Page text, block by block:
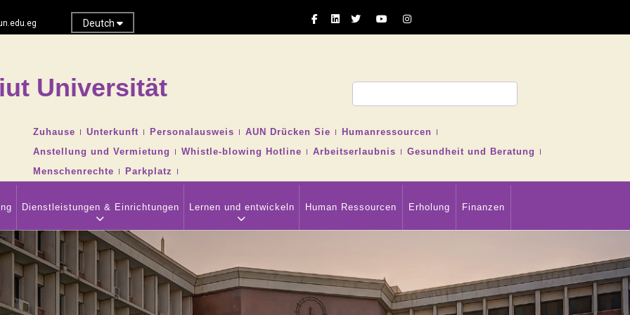
Deutch
Universität
TOP
NAVIGATION
MENU
Zuhause Unterkunft Personalausweis AUN Drücken Sie
Humanressourcen
Anstellung und Vermietung
Whistle-blowing Hotline Arbeitserlaubnis
Gesundheit und Beratung
Menschenrechte
Parkplatz
Dienstleistungen & Einrichtungen Lernen und entwickeln Human Ressourcen Erholung Finanzen